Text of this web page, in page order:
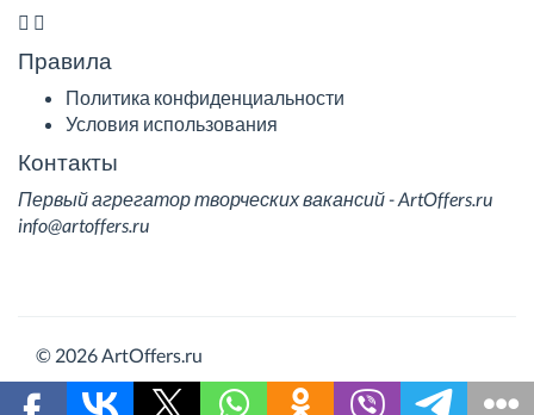
Правила
Политика конфиденциальности
Условия использования
Контакты
Первый агрегатор творческих вакансий - ArtOffers.ru
info@artoffers.ru
© 2026 ArtOffers.ru